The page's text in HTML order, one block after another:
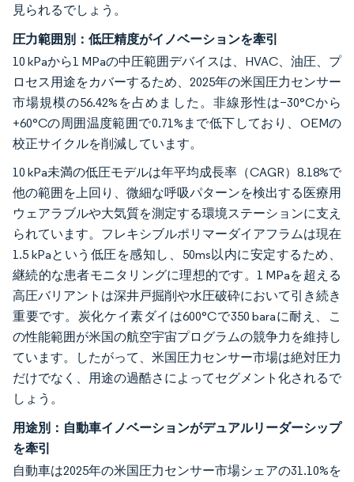
見られるでしょう。
圧力範囲別：低圧精度がイノベーションを牽引
10 kPaから1 MPaの中圧範囲デバイスは、HVAC、油圧、プ
ロセス用途をカバーするため、2025年の米国圧力センサー
市場規模の56.42%を占めました。非線形性は−30°Cから
+60°Cの周囲温度範囲で0.71%まで低下しており、OEMの
校正サイクルを削減しています。
10 kPa未満の低圧モデルは年平均成長率（CAGR）8.18%で
他の範囲を上回り、微細な呼吸パターンを検出する医療用
ウェアラブルや大気質を測定する環境ステーションに支え
られています。フレキシブルポリマーダイアフラムは現在
1.5 kPaという低圧を感知し、50ms以内に安定するため、
継続的な患者モニタリングに理想的です。1 MPaを超える
高圧バリアントは深井戸掘削や水圧破砕において引き続き
重要です。炭化ケイ素ダイは600°Cで350 baraに耐え、こ
の性能範囲が米国の航空宇宙プログラムの競争力を維持し
ています。したがって、米国圧力センサー市場は絶対圧力
だけでなく、用途の過酷さによってセグメント化されるで
しょう。
用途別：自動車イノベーションがデュアルリーダーシップ
を牽引
自動車は2025年の米国圧力センサー市場シェアの31.10%を